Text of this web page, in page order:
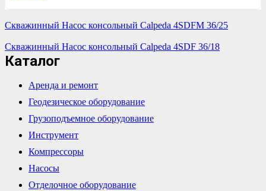
Скважинный Насос консольный Calpeda 4SDFM 36/25
Скважинный Насос консольный Calpeda 4SDF 36/18
Каталог
Аренда и ремонт
Геодезическое оборудование
Грузоподъемное оборудование
Инструмент
Компрессоры
Насосы
Отделочное оборудование